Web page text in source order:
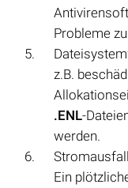
Probleme
z.B.
.ENL-
werden.
Ein